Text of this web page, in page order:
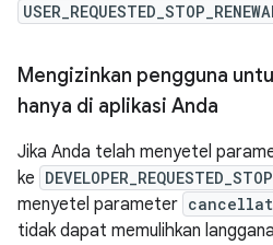
Mengizinkan pengguna
hanya di aplikasi Anda
Jika Anda telah menyetel
ke
menyetel parameter
tidak dapat memulihkan